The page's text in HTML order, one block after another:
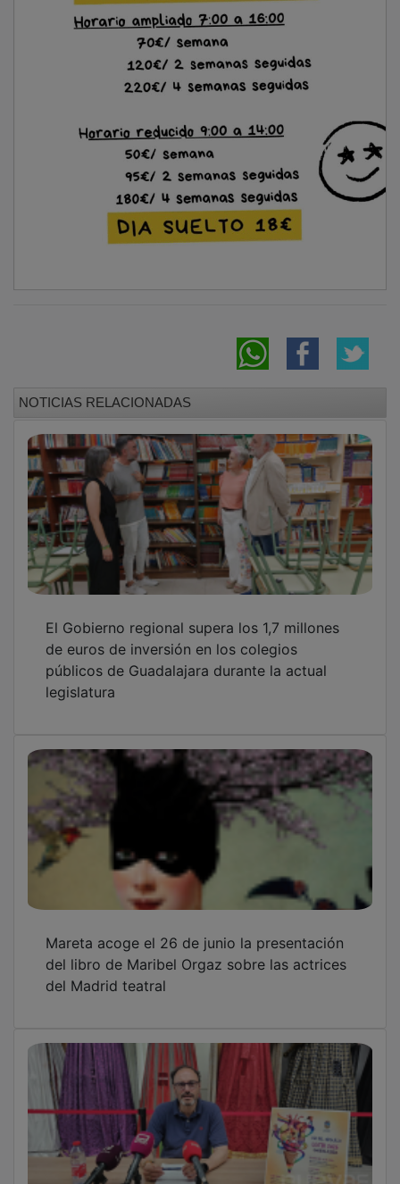
de euros de inversión en los colegios
públicos de Guadalajara durante la actual
legislatura
del libro de Maribel Orgaz sobre las actrices
del Madrid teatral